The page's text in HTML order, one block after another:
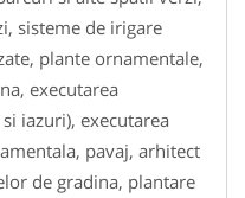
sisteme de irigare
plante ornamentale,
executarea
iazuri), executarea
pavaj, arhitect
de gradina, plantare